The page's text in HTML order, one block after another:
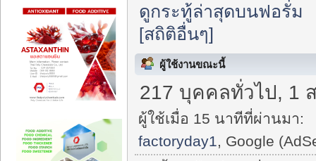
ดูกระทู้ล่าสุดบนฟอรั่ม
[สถิติอื่นๆ]
ผู้ใช้งานขณะนี้
217 บุคคลทั่วไป, 1
ผู้ใช้เมื่อ 15 นาทีที่ผ่านมา:
factoryday1, Google